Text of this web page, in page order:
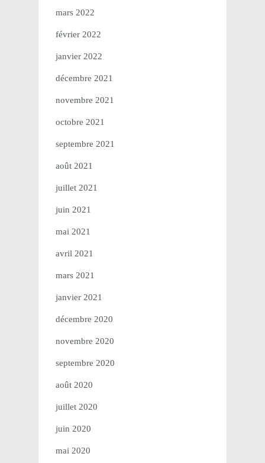
mars 2022
février 2022
janvier 2022
décembre 2021
novembre 2021
octobre 2021
septembre 2021
août 2021
juillet 2021
juin 2021
mai 2021
avril 2021
mars 2021
janvier 2021
décembre 2020
novembre 2020
septembre 2020
août 2020
juillet 2020
juin 2020
mai 2020